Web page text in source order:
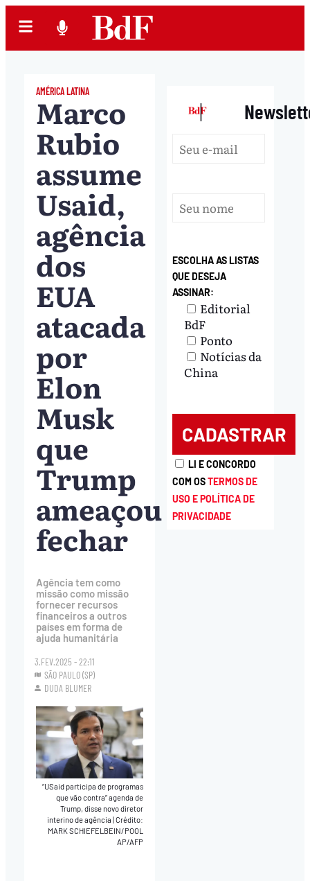
AMÉRICA LATINA
Marco
Rubio
assume
Usaid,
agência
dos
EUA
atacada
por
Elon
Musk
que
Trump
ameaçou
fechar
Agência tem como
missão como missão
fornecer recursos
financeiros a outros
países em forma de
ajuda humanitária
3.FEV.2025 - 22:11
SÃO PAULO (SP)
DUDA BLUMER
“USaid participa de programas
que vão contra” agenda de
Trump, disse novo diretor
interino de agência|Crédito:
MARK SCHIEFELBEIN/POOL
AP/AFP
|
ESCOLHA AS LISTAS
QUE DESEJA
ASSINAR:
Editorial
BdF
Ponto
Notícias da
China
LI E CONCORDO
COM OSTERMOS DE
USO E POLÍTICA DE
PRIVACIDADE